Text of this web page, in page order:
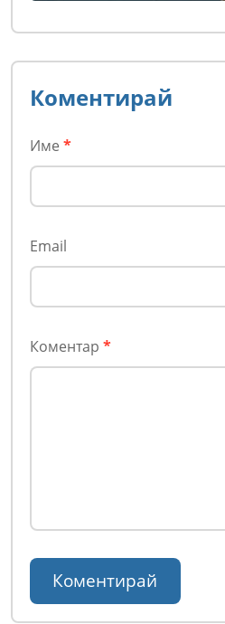
Коментирай
Име *
Email
Коментар *